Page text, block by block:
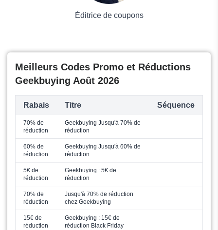
Éditrice de coupons
Meilleurs Codes Promo et Réductions
Geekbuying Août 2026
Rabais Titre Séquence
70% de
réduction
Geekbuying Jusqu'à 70% de
réduction
60% de
réduction
Geekbuying Jusqu'à 60% de
réduction
5€ de
réduction
Geekbuying : 5€ de
réduction
70% de
réduction
Jusqu'à 70% de réduction
chez Geekbuying
15€ de
réduction
Geekbuying : 15€ de
réduction Black Friday